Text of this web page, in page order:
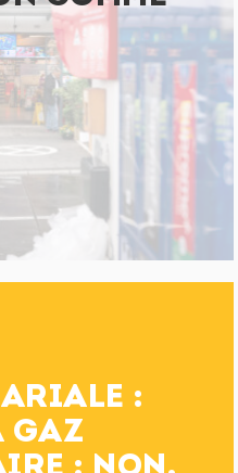
:
GAZ